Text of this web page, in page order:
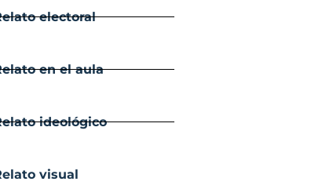
electoral
en el aula
ideológico
visual